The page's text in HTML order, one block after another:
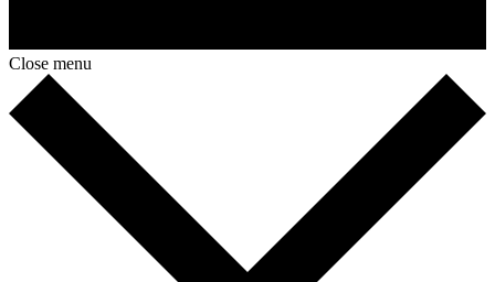
Close menu